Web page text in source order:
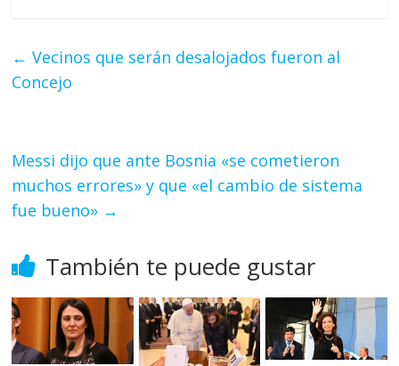
← Vecinos que serán desalojados fueron al
Concejo
Messi dijo que ante Bosnia «se cometieron
muchos errores» y que «el cambio de sistema
fue bueno» →
También te puede gustar